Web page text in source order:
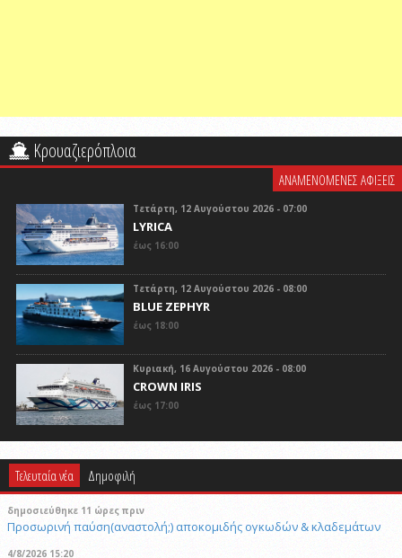
Κρουαζιερόπλοια
ΑΝΑΜΕΝΟΜΕΝΕΣ ΑΦΙΞΕΙΣ
Τετάρτη, 12 Αυγούστου 2026 - 07:00
LYRICA
έως 16:00
Τετάρτη, 12 Αυγούστου 2026 - 08:00
BLUE ZEPHYR
έως 18:00
Κυριακή, 16 Αυγούστου 2026 - 08:00
CROWN IRIS
έως 17:00
Τελευταία νέα Δημοφιλή
δημοσιεύθηκε 11 ώρες πριν
Προσωρινή παύση(αναστολή;) αποκομιδής ογκωδών & κλαδεμάτων
4/8/2026 15:20